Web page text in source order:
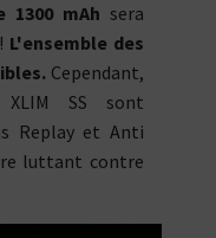
mAh sera
L'ensemble des
Cependant,
XLIM SS sont
Replay et Anti
luttant contre